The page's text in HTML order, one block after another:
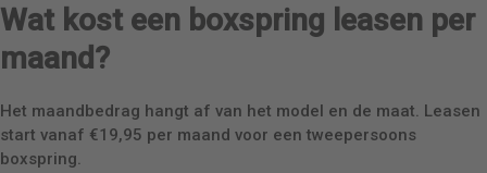
Wat kost een boxspring leasen per
maand?
Het maandbedrag hangt af van het model en de maat. Leasen
start vanaf €19,95 per maand voor een tweepersoons
boxspring.